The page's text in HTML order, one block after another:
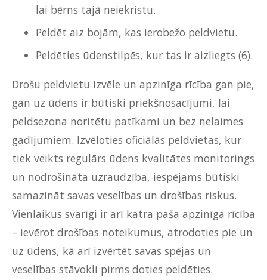
lai bērns tajā neiekristu.
Peldēt aiz bojām, kas ierobežo peldvietu.
Peldēties ūdenstilpēs, kur tas ir aizliegts (6).
Drošu peldvietu izvēle un apzinīga rīcība gan pie,
gan uz ūdens ir būtiski priekšnosacījumi, lai
peldsezona noritētu patīkami un bez nelaimes
gadījumiem. Izvēloties oficiālās peldvietas, kur
tiek veikts regulārs ūdens kvalitātes monitorings
un nodrošināta uzraudzība, iespējams būtiski
samazināt savas veselības un drošības riskus.
Vienlaikus svarīgi ir arī katra paša apzinīga rīcība
– ievērot drošības noteikumus, atrodoties pie un
uz ūdens, kā arī izvērtēt savas spējas un
veselības stāvokli pirms doties peldēties.